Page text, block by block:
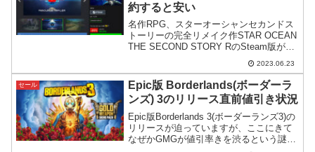
約すると安い
名作RPG、スターオーシャンセカンドス
トーリーの完全リメイク作STAR OCEAN
THE SECOND STORY RのSteam版が
GMGで予約セール中。全く同じものを
Steamストアで予約するよりずっと安い
です。
2023.06.23
セール
Epic版 Borderlands(ボーダーラ
ンズ) 3のリリース直前値引き状況
Epic版Borderlands 3(ボーダーランズ3)の
リリースが迫っていますが、ここにきて
なぜかGMGが値引率きを渋るという謎ム